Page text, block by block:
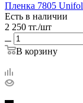
Пленка 7805
Есть в наличии
2 250 тг./шт
В корзину